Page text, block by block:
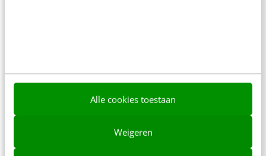
Alle cookies toestaan
Weigeren
Over ons
Werken bij